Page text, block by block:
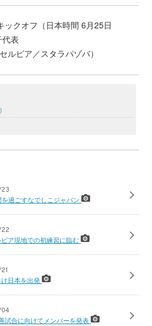
クオフ（日本時間 6月25日
表
ルビア／スタラパゾバ）
過ごすなでしこジャパン
ア現地での初練習に臨む
日本を出発
試合に向けてメンバーを発表